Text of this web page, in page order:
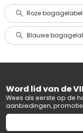
Roze
Blauwe
Word lid van de
Wees als eerste op de
aanbiedingen,